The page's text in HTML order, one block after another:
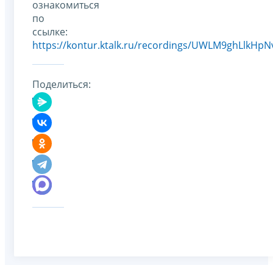
ознакомиться
по
ссылке:
https://kontur.ktalk.ru/recordings/
Поделиться: